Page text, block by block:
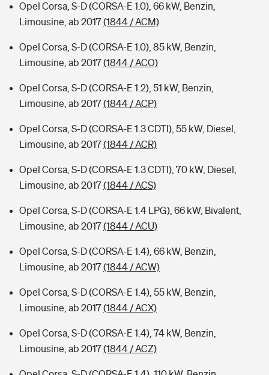
Opel Corsa, S-D (CORSA-E 1.0), 66 kW, Benzin,
Limousine, ab 2017(1844 / ACM)
Opel Corsa, S-D (CORSA-E 1.0), 85 kW, Benzin,
Limousine, ab 2017(1844 / ACO)
Opel Corsa, S-D (CORSA-E 1.2), 51 kW, Benzin,
Limousine, ab 2017(1844 / ACP)
Opel Corsa, S-D (CORSA-E 1.3 CDTI), 55 kW, Diesel,
Limousine, ab 2017(1844 / ACR)
Opel Corsa, S-D (CORSA-E 1.3 CDTI), 70 kW, Diesel,
Limousine, ab 2017(1844 / ACS)
Opel Corsa, S-D (CORSA-E 1.4 LPG), 66 kW, Bivalent,
Limousine, ab 2017(1844 / ACU)
Opel Corsa, S-D (CORSA-E 1.4), 66 kW, Benzin,
Limousine, ab 2017(1844 / ACW)
Opel Corsa, S-D (CORSA-E 1.4), 55 kW, Benzin,
Limousine, ab 2017(1844 / ACX)
Opel Corsa, S-D (CORSA-E 1.4), 74 kW, Benzin,
Limousine, ab 2017(1844 / ACZ)